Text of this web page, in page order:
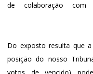
de colaboração
Do exposto resulta que
posição do nosso